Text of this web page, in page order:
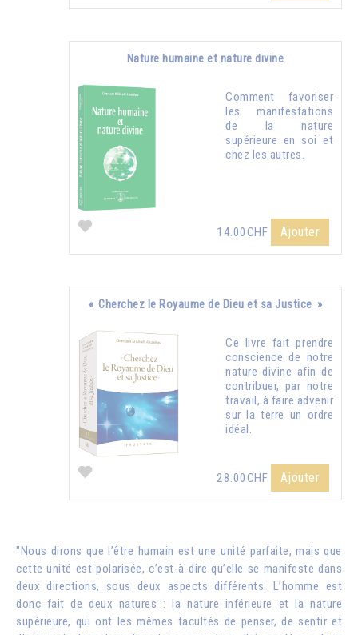
Nature humaine et nature divine
Comment favoriser
les manifestations
de la nature
supérieure en soi et
chez les autres.
14.00CHF Ajouter
« Cherchez le Royaume de Dieu et sa Justice »
Ce livre fait prendre
conscience de notre
nature divine afin de
contribuer, par notre
travail, à faire advenir
sur la terre un ordre
idéal.
28.00CHF Ajouter
"Nous dirons que l’être humain est une unité parfaite, mais que
cette unité est polarisée, c’est-à-dire qu’elle se manifeste dans
deux directions, sous deux aspects différents. L’homme est
donc fait de deux natures : la nature inférieure et la nature
supérieure, qui ont les mêmes facultés de penser, de sentir et